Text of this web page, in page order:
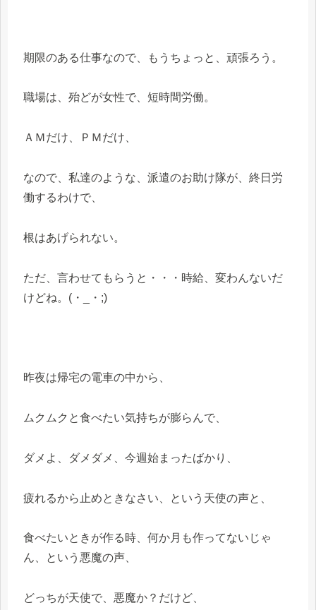
期限のある仕事なので、もうちょっと、頑張ろう。
職場は、殆どが女性で、短時間労働。
ＡＭだけ、ＰＭだけ、
なので、私達のような、派遣のお助け隊が、終日労
働するわけで、
根はあげられない。
ただ、言わせてもらうと・・・時給、変わんないだ
けどね。(・_・;)
昨夜は帰宅の電車の中から、
ムクムクと食べたい気持ちが膨らんで、
ダメよ、ダメダメ、今週始まったばかり、
疲れるから止めときなさい、という天使の声と、
食べたいときが作る時、何か月も作ってないじゃ
ん、という悪魔の声、
どっちが天使で、悪魔か？だけど、